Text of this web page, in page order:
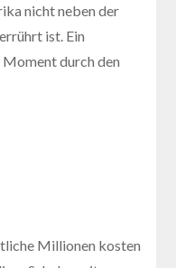
nicht neben der
ist. Ein
Moment durch den
Millionen kosten